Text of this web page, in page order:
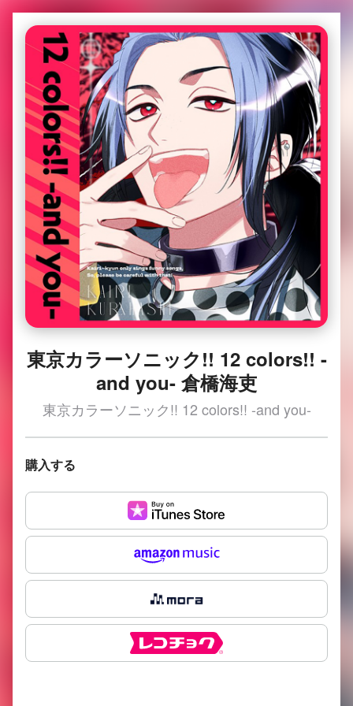
東京カラーソニック!! 12 colors!! -
and you- 倉橋海吏
東京カラーソニック!! 12 colors!! -and you-
購入する